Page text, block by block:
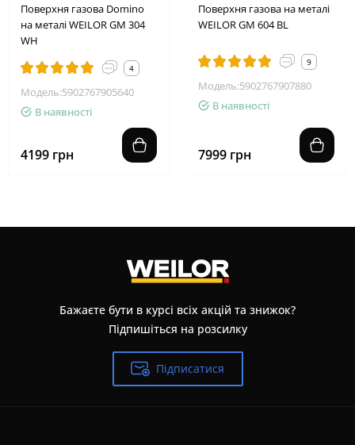
Поверхня газова Domino
на металі WEILOR GM 304
WH
4
Модель:5902767905640
В наявності
4199 грн
Поверхня газова на металі
WEILOR GM 604 BL
9
Модель:5902767907880
В наявності
7999 грн
Бажаєте бути в курсі всіх акцій та знижок?
Підпишіться на розсилку
Підписатися